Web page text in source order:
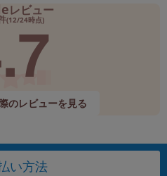
レビュー
(12/24時点)
のレビューを見る
い方法